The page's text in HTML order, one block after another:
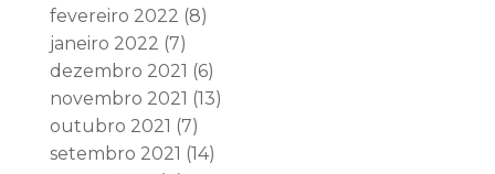
fevereiro 2022 (8)
janeiro 2022 (7)
dezembro 2021 (6)
novembro 2021 (13)
outubro 2021 (7)
setembro 2021 (14)